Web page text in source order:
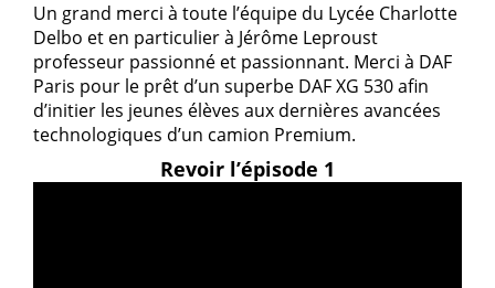
Un grand merci à toute l’équipe du Lycée Charlotte
Delbo et en particulier à Jérôme Leproust
professeur passionné et passionnant. Merci à DAF
Paris pour le prêt d’un superbe DAF XG 530 afin
d’initier les jeunes élèves aux dernières avancées
technologiques d’un camion Premium.
Revoir l’épisode 1